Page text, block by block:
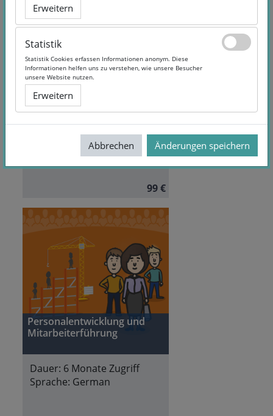
Regelungstechnik
German
99 €
Personalentwicklung und
Mitarbeiterführung
Dauer: 6 Monate Zugriff
Sprache: German
Erweitern
Statistik
Statistik Cookies erfassen Informationen anonym. Diese
Informationen helfen uns zu verstehen, wie unsere Besucher
unsere Website nutzen.
Erweitern
Abbrechen Änderungen speichern
Erweitern
Statistik
Statistik Cookies erfassen Informationen anonym. Diese
Informationen helfen uns zu verstehen, wie unsere Besucher
unsere Website nutzen.
Erweitern
Abbrechen Änderungen speichern